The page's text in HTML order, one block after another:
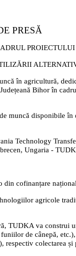
PRESĂ
în agricultură,
Bihor în
muncă
Technology
Ungaria -
din cofinanțare
agricole
TUDKA va
de cânepă,
colectarea